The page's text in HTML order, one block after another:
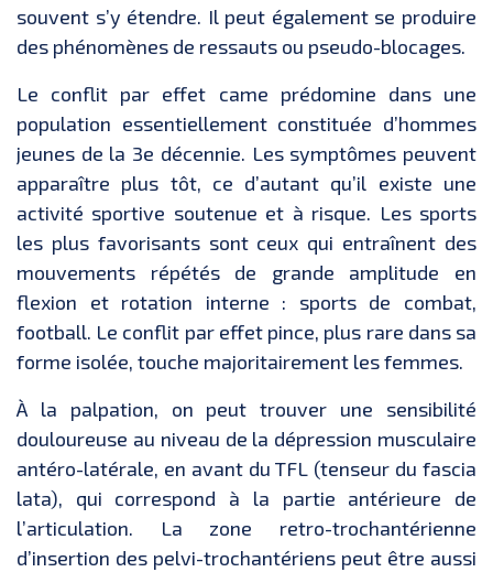
souvent s’y étendre. Il peut également se produire
des phénomènes de ressauts ou pseudo-blocages.
Le conflit par effet came prédomine dans une
population essentiellement constituée d’hommes
jeunes de la 3e décennie. Les symptômes peuvent
apparaître plus tôt, ce d’autant qu’il existe une
activité sportive soutenue et à risque. Les sports
les plus favorisants sont ceux qui entraînent des
mouvements répétés de grande amplitude en
flexion et rotation interne : sports de combat,
football. Le conflit par effet pince, plus rare dans sa
forme isolée, touche majoritairement les femmes.
À la palpation, on peut trouver une sensibilité
douloureuse au niveau de la dépression musculaire
antéro-latérale, en avant du TFL (tenseur du fascia
lata), qui correspond à la partie antérieure de
l’articulation. La zone retro-trochantérienne
d’insertion des pelvi-trochantériens peut être aussi